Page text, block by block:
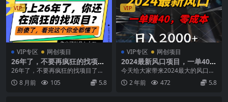
VIP
VIP专区 网创项目
26年了，不要再疯狂的找项目
了，看完这个你也可以月入十
26年了，不要再疯狂的找项目了，
看完这个你也可以月入十个W【揭
秘】 项目介绍： ...
8 月前 105 5.8
VIP
VIP专区 网创项目
2024最新风口项目，一单40，
零成本，日入2000+，无脑操
今天给大家带来2024最大的风口项
目，通过以前的老项目升级过来
的，每天5分钟，轻...
2 年前 472 5.8